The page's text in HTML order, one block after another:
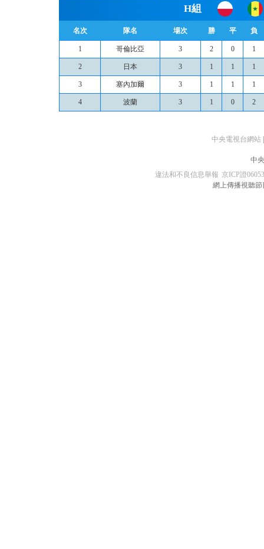
H組
名次 隊名 場次 勝 平 負
1 哥倫比亞 3 2 0 1
2 日本 3 1 1 1
3 塞內加爾 3 1 1 1
4 波蘭 3 1 0 2
中央電視台網站
中
違法和不良信息舉報 京ICP證
網上傳播視聽節